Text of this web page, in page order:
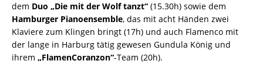
dem Duo „Die mit der Wolf tanzt“ (15.30h) sowie dem
Hamburger Pianoensemble, das mit acht Händen zwei
Klaviere zum Klingen bringt (17h) und auch Flamenco mit
der lange in Harburg tätig gewesen Gundula König und
ihrem „FlamenCoranzon“-Team (20h).